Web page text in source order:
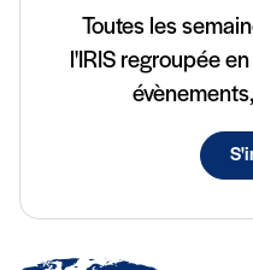
Toutes les
l'IRIS regroupée